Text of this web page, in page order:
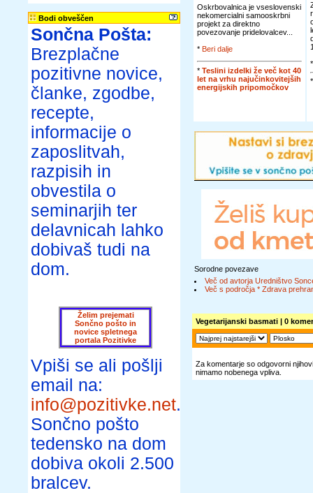
Bodi obveščen
Sončna Pošta:
Brezplačne
pozitivne novice,
članke, zgodbe,
recepte,
informacije o
zaposlitvah,
razpisih in
obvestila o
seminarjih ter
delavnicah lahko
dobivaš tudi na
dom.
Želim prejemati
Sončno pošto in
novice spletnega
portala Pozitivke
Vpiši se ali pošlji
email na:
info@pozitivke.net.
Sončno pošto
tedensko na dom
dobiva okoli 2.500
bralcev.
Oskrbovalnica je vseslovenski
nekomercialni samooskrbni
projekt za direktno
povezovanje pridelovalcev...
* Beri dalje
* Teslini izdelki že več kot 40
let na vrhu najučinkovitejših
energijskih pripomočkov
Sorodne povezave
Več od avtorja Uredništvo
Več s področja * Zdrava
Vegetarijanski basmati | 0
Za komentarje so odgovorni
nimamo nobenega vpliva.